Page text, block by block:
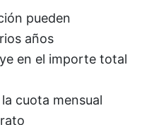
pueden
años
en el importe total
cuota mensual